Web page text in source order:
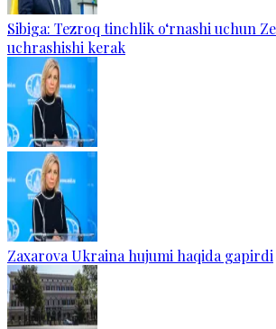
Sibiga: Tezroq tinchlik o‘rnashi uchun
uchrashishi kerak
Zaxarova Ukraina hujumi haqida gapirdi